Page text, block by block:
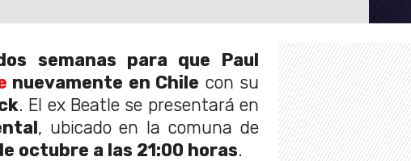
semanas para que Paul
nuevamente en Chile con su
. El ex Beatle se presentará en
, ubicado en la comuna de
octubre a las 21:00 horas.